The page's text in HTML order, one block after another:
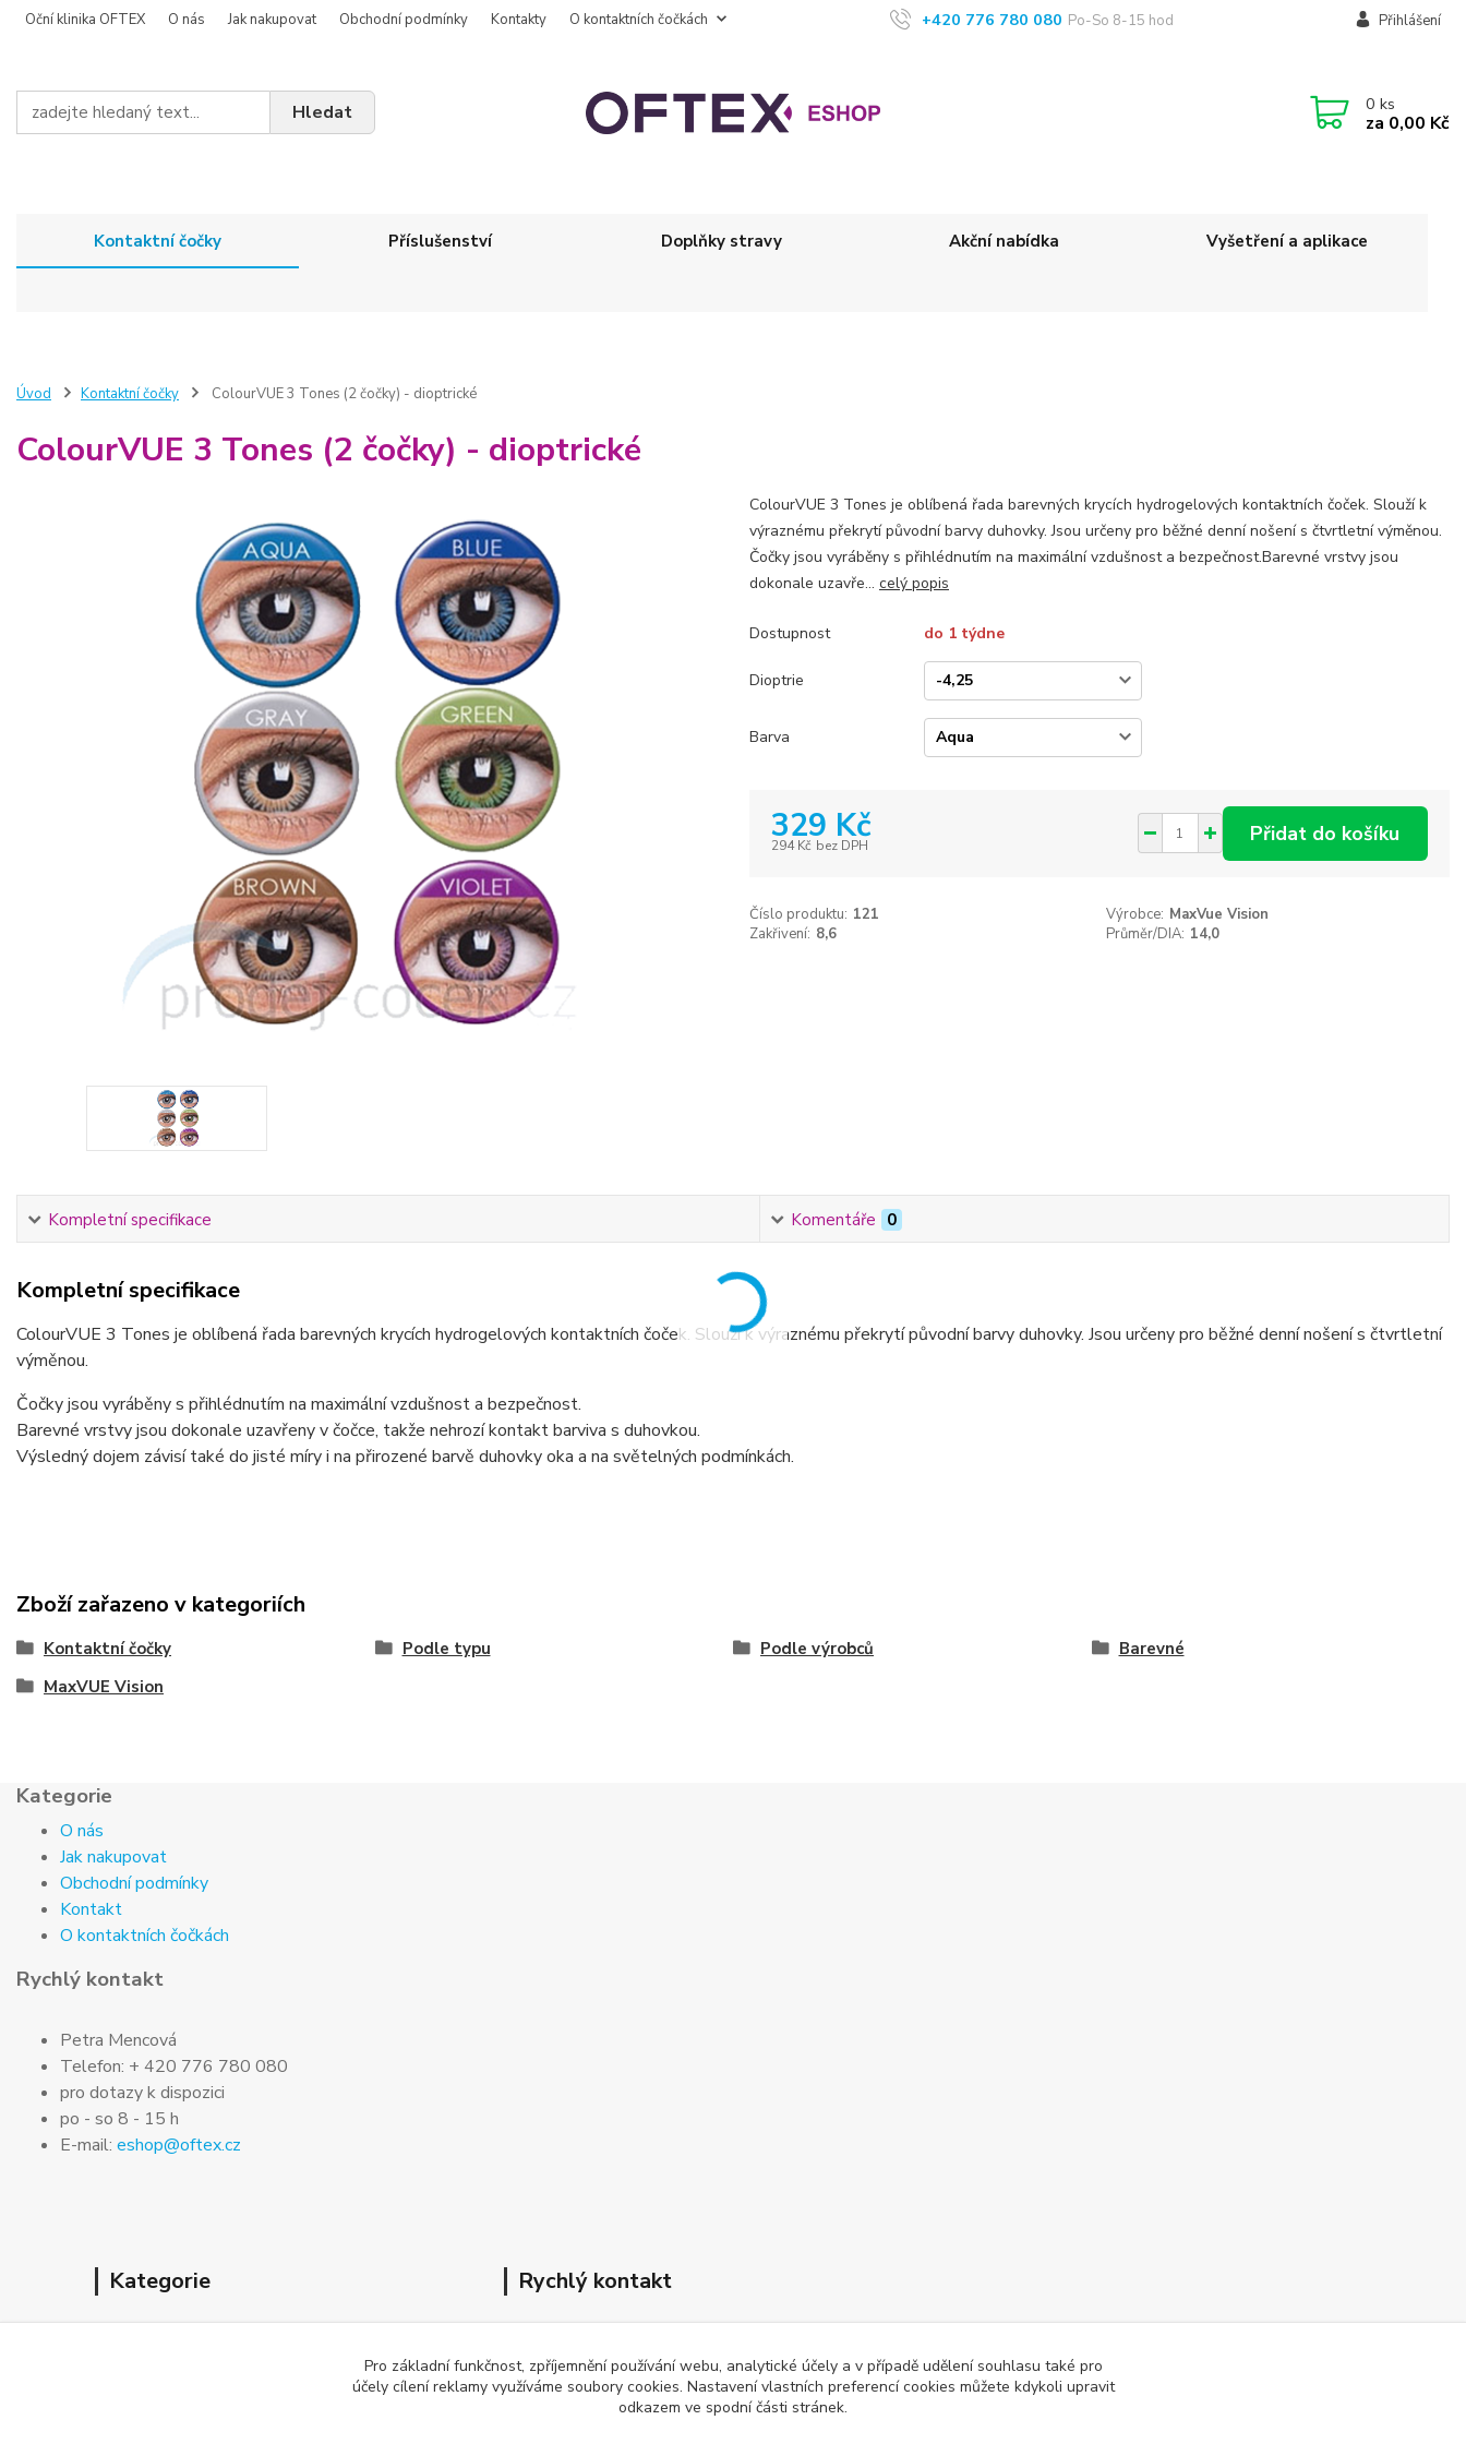
Oční klinika OFTEX O nás Jak nakupovat Obchodní podmínky Kontakty O kontaktních čočkách Přihlášení
Hledat
+420 776 780 080 Po-So 8-15 hod
0 ks
za 0,00 Kč
Kontaktní čočky Příslušenství Doplňky stravy Akční nabídka Vyšetření a aplikace
Úvod Kontaktní čočky ColourVUE 3 Tones (2 čočky) - dioptrické
ColourVUE 3 Tones (2 čočky) - dioptrické
ColourVUE 3 Tones je oblíbená řada barevných krycích hydrogelových kontaktních čoček. Slouží k
výraznému překrytí původní barvy duhovky. Jsou určeny pro běžné denní nošení s čtvrtletní výměnou.
Čočky jsou vyráběny s přihlédnutím na maximální vzdušnost a bezpečnost.Barevné vrstvy jsou
dokonale uzavře... celý popis
Dostupnost do 1 týdne
Dioptrie
Barva
329 Kč
294 Kč bez DPH Přidat do košíku
Číslo produktu: 121 Výrobce: MaxVue Vision
Zakřivení: 8,6 Průměr/DIA: 14,0
Kompletní specifikace Komentáře 0
Kompletní specifikace
ColourVUE 3 Tones je oblíbená řada barevných krycích hydrogelových kontaktních čoček. Slouží k výraznému překrytí původní barvy duhovky. Jsou určeny pro běžné denní nošení s čtvrtletní
výměnou.
Čočky jsou vyráběny s přihlédnutím na maximální vzdušnost a bezpečnost.
Barevné vrstvy jsou dokonale uzavřeny v čočce, takže nehrozí kontakt barviva s duhovkou.
Výsledný dojem závisí také do jisté míry i na přirozené barvě duhovky oka a na světelných podmínkách.
Zboží zařazeno v kategoriích
Kontaktní čočky Podle typu Podle výrobců
Barevné
MaxVUE Vision
Kategorie
O nás
Jak nakupovat
Obchodní podmínky
Kontakt
O kontaktních čočkách
Rychlý kontakt
Petra Mencová
Telefon: + 420 776 780 080
pro dotazy k dispozici
po - so 8 - 15 h
E-mail: eshop@oftex.cz
Kategorie Rychlý kontakt
+420 776 780 080
Po-So 8-15 hod
Pro základní funkčnost, zpříjemnění používání webu, analytické účely a v případě udělení souhlasu také pro
účely cílení reklamy využíváme soubory cookies. Nastavení vlastních preferencí cookies můžete kdykoli upravit
odkazem ve spodní části stránek.